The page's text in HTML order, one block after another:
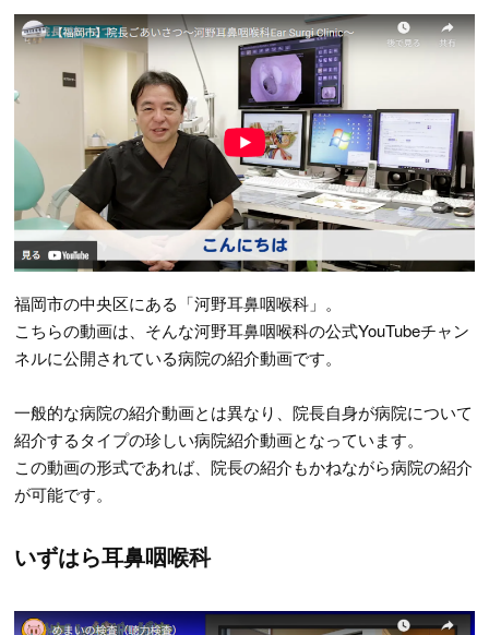
福岡市の中央区にある「河野耳鼻咽喉科」。
こちらの動画は、そんな河野耳鼻咽喉科の公式YouTubeチャン
ネルに公開されている病院の紹介動画です。
一般的な病院の紹介動画とは異なり、院長自身が病院について
紹介するタイプの珍しい病院紹介動画となっています。
この動画の形式であれば、院長の紹介もかねながら病院の紹介
が可能です。
いずはら耳鼻咽喉科